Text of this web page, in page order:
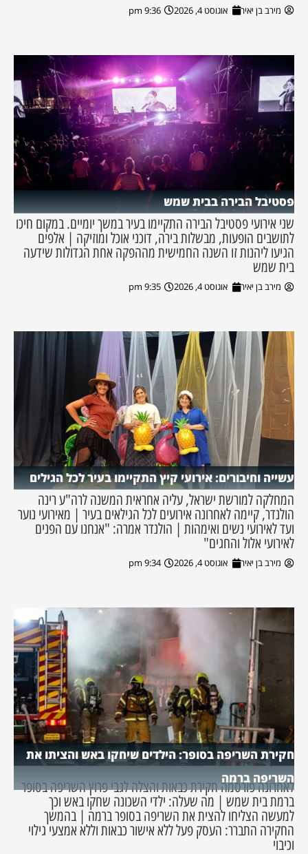
מירב בן יאיר אוגוסט 4, 2026 9:36 pm
פסטיבל הבירה בבית שמש
שני אירועי פסטיבל הבירה התקיימו בעיר במשך יומיים. במקום חיכו
לתושבים הופעות, מבשלות בירה, דוכני אוכל ומוזיקה | אלפים
הגיעו ליהנות זו השנה החמישית מההפקה אחת הגדולות שידעה
בית שמש
מירב בן יאיר אוגוסט 4, 2026 9:35 pm
עשייה וחיבורים: אירועי קיץ התקיימו בעיר לכל הגילים
המחלקה למורשת ישראל, עליה אחראית המשנה לרה"ע רינה
הולנדר, קיימה לאחרונה אירועים לכל הגילאים בעיר | מאירועי נוער
ועד לאירועי נשים ואימהות | הולנדר אמרה: "אנחנו עם הפנים
לאירועי אלול והחגים"
מירב בן יאיר אוגוסט 4, 2026 9:34 pm
חקירת השריפה בסופר: הילדים שיחקו באש והציתו את
השריפה ברמה
לאחרונה פורסמה חקירת כבאות והצלה לגבי פרוץ השריפה בסופר
ברמת בית שמש | מה שעלה: ילדי השכונה שחקו באש וכך
למעשה הצליחו להצית את השריפה בסופר ברמה | בהמשך
החקירה התברר: העסק פעל ללא אישור כבאות וללא אמצעי גילוי
וכיבוי